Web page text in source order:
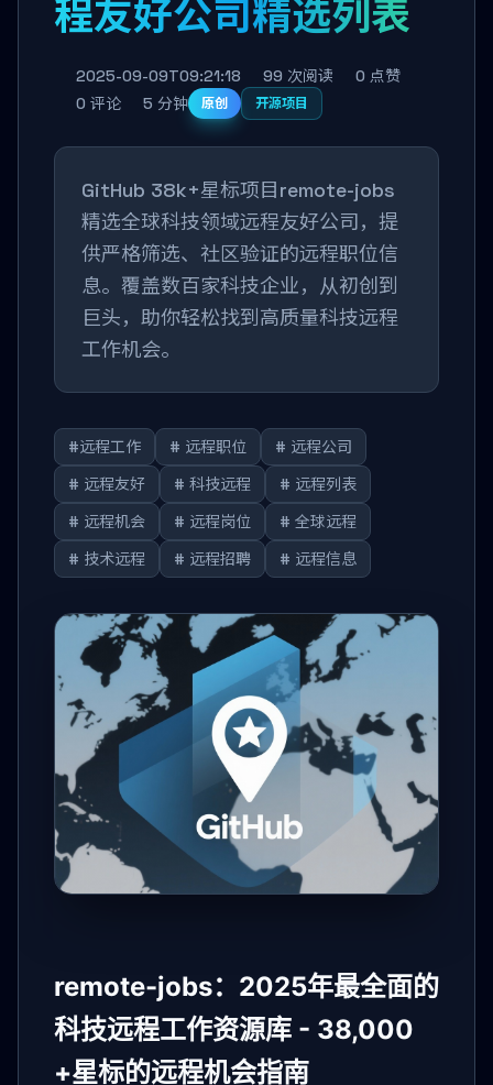
程友好公司精选列表
2025-09-09T09:21:18 99 次阅读
0 点赞
0 评论
5 分钟 原创 开源项目
GitHub 38k+星标项目remote-jobs
精选全球科技领域远程友好公司，提
供严格筛选、社区验证的远程职位信
息。覆盖数百家科技企业，从初创到
巨头，助你轻松找到高质量科技远程
工作机会。
#远程工作 # 远程职位
# 远程公司
# 远程友好
# 科技远程
# 远程列表
# 远程机会
# 远程岗位
# 全球远程
# 技术远程
# 远程招聘 # 远程信息
remote-jobs：2025年最全面的
科技远程工作资源库 - 38,000
+星标的远程机会指南